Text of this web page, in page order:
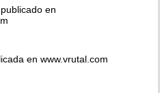
en
en www.vrutal.com